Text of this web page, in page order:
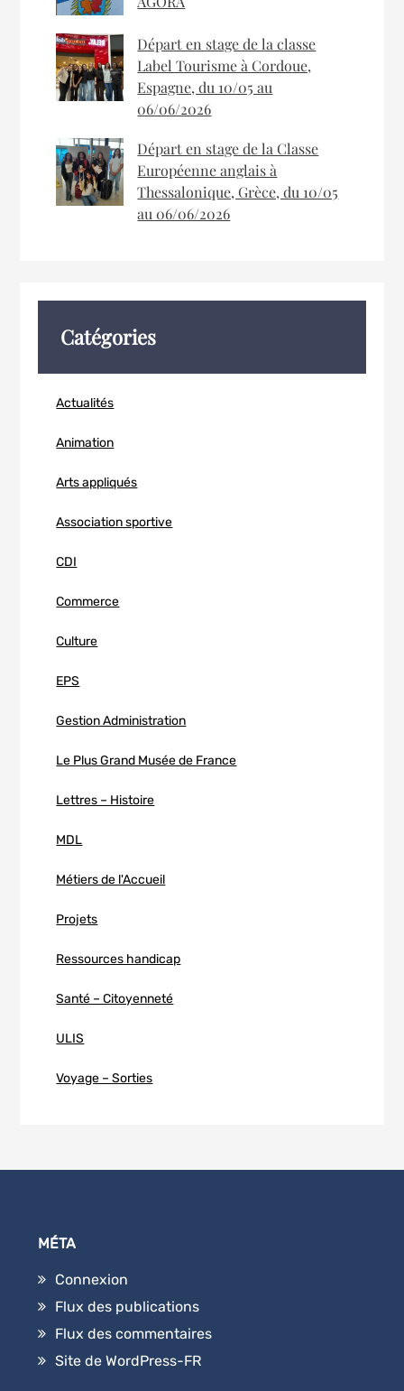
Départ en stage de la classe
Label Tourisme à Cordoue,
Espagne, du 10/05 au
06/06/2026
Départ en stage de la Classe
Européenne anglais à
Thessalonique, Grèce, du 10/05
au 06/06/2026
Catégories
Actualités
Animation
Arts appliqués
Association sportive
CDI
Commerce
Culture
EPS
Gestion Administration
Le Plus Grand Musée de France
Lettres – Histoire
MDL
Métiers de l'Accueil
Projets
Ressources handicap
Santé – Citoyenneté
ULIS
Voyage – Sorties
MÉTA
Connexion
Flux des publications
Flux des commentaires
Site de WordPress-FR